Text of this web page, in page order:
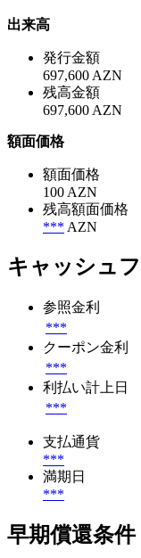
出来高
発行金額
697,600 AZN
残高金額
697,600 AZN
額面価格
額面価格
100 AZN
残高額面価格
*** AZN
キャッシュ
参照金利
***
クーポン金利
***
利払い計上日
***
支払通貨
***
満期日
***
早期償還条件